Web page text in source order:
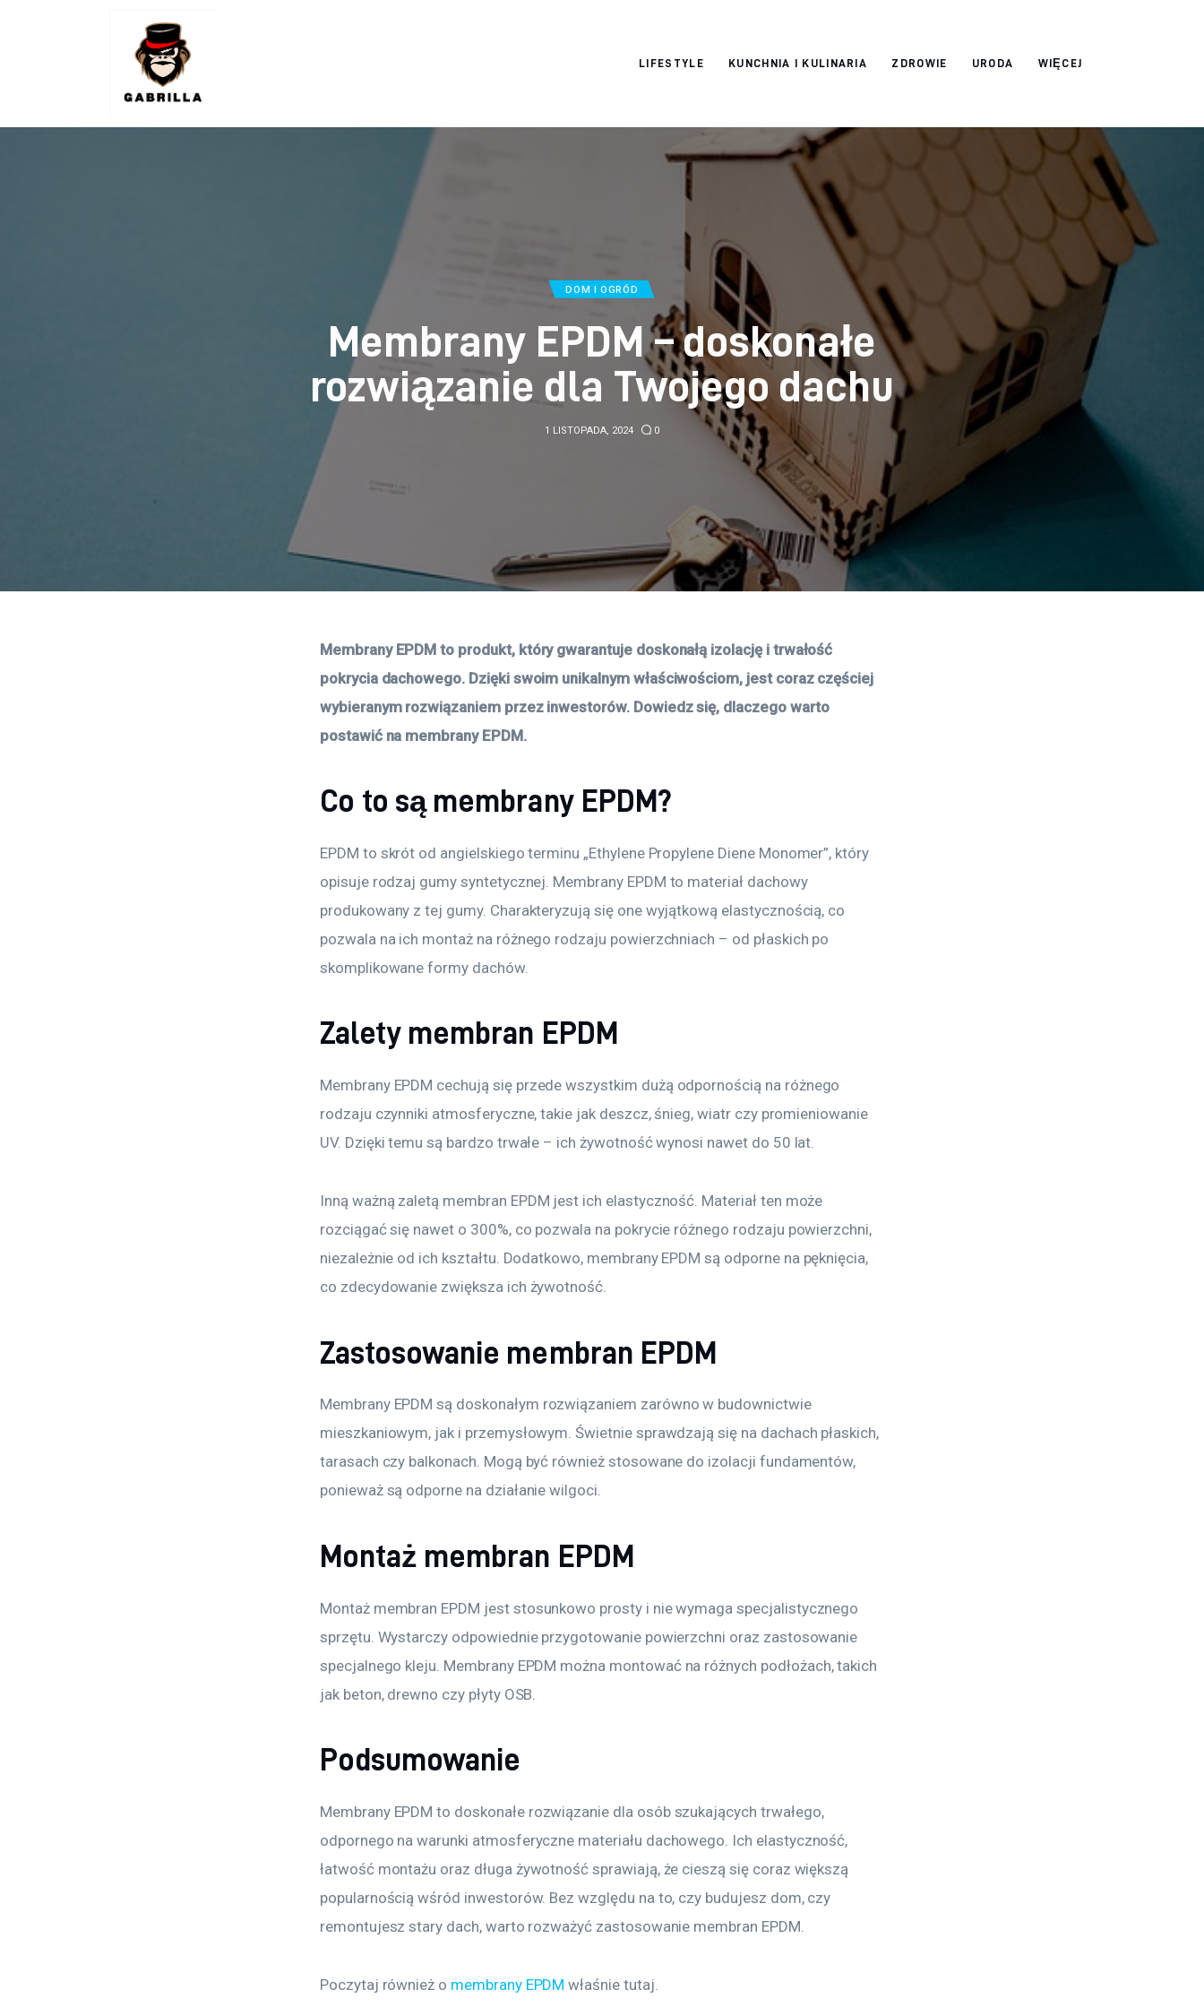
LIFESTYLE KUNCHNIA I KULINARIA ZDROWIE URODA WIĘCEJ
DOM I OGRÓD
Membrany EPDM – doskonałe
rozwiązanie dla Twojego dachu
1 LISTOPADA, 2024 0
Membrany EPDM to produkt, który gwarantuje doskonałą izolację i trwałość
pokrycia dachowego. Dzięki swoim unikalnym właściwościom, jest coraz częściej
wybieranym rozwiązaniem przez inwestorów. Dowiedz się, dlaczego warto
postawić na membrany EPDM.
Co to są membrany EPDM?
EPDM to skrót od angielskiego terminu „Ethylene Propylene Diene Monomer”, który
opisuje rodzaj gumy syntetycznej. Membrany EPDM to materiał dachowy
produkowany z tej gumy. Charakteryzują się one wyjątkową elastycznością, co
pozwala na ich montaż na różnego rodzaju powierzchniach – od płaskich po
skomplikowane formy dachów.
Zalety membran EPDM
Membrany EPDM cechują się przede wszystkim dużą odpornością na różnego
rodzaju czynniki atmosferyczne, takie jak deszcz, śnieg, wiatr czy promieniowanie
UV. Dzięki temu są bardzo trwałe – ich żywotność wynosi nawet do 50 lat.
Inną ważną zaletą membran EPDM jest ich elastyczność. Materiał ten może
rozciągać się nawet o 300%, co pozwala na pokrycie różnego rodzaju powierzchni,
niezależnie od ich kształtu. Dodatkowo, membrany EPDM są odporne na pęknięcia,
co zdecydowanie zwiększa ich żywotność.
Zastosowanie membran EPDM
Membrany EPDM są doskonałym rozwiązaniem zarówno w budownictwie
mieszkaniowym, jak i przemysłowym. Świetnie sprawdzają się na dachach płaskich,
tarasach czy balkonach. Mogą być również stosowane do izolacji fundamentów,
ponieważ są odporne na działanie wilgoci.
Montaż membran EPDM
Montaż membran EPDM jest stosunkowo prosty i nie wymaga specjalistycznego
sprzętu. Wystarczy odpowiednie przygotowanie powierzchni oraz zastosowanie
specjalnego kleju. Membrany EPDM można montować na różnych podłożach, takich
jak beton, drewno czy płyty OSB.
Podsumowanie
Membrany EPDM to doskonałe rozwiązanie dla osób szukających trwałego,
odpornego na warunki atmosferyczne materiału dachowego. Ich elastyczność,
łatwość montażu oraz długa żywotność sprawiają, że cieszą się coraz większą
popularnością wśród inwestorów. Bez względu na to, czy budujesz dom, czy
remontujesz stary dach, warto rozważyć zastosowanie membran EPDM.
Poczytaj również o membrany EPDM właśnie tutaj.